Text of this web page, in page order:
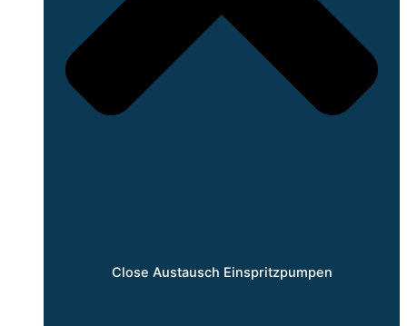
Close Austausch Einspritzpumpen